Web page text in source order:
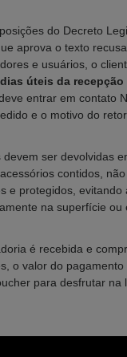
do Decreto
aprova o texto
e usuários, o
úteis da recepção
entrar em contato
e o motivo do
ser devolvidas
contidos,
e protegidos, evitando
na superfície ou
é recebida e
o valor do
para desfrutar na